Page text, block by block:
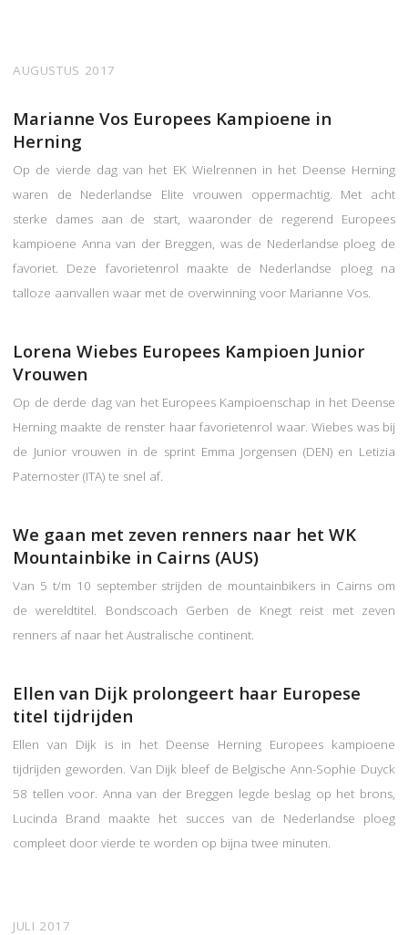
AUGUSTUS 2017
Marianne Vos Europees Kampioene in
Herning
Op de vierde dag van het EK Wielrennen in het Deense Herning
waren de Nederlandse Elite vrouwen oppermachtig. Met acht
sterke dames aan de start, waaronder de regerend Europees
kampioene Anna van der Breggen, was de Nederlandse ploeg de
favoriet. Deze favorietenrol maakte de Nederlandse ploeg na
talloze aanvallen waar met de overwinning voor Marianne Vos.
Lorena Wiebes Europees Kampioen Junior
Vrouwen
Op de derde dag van het Europees Kampioenschap in het Deense
Herning maakte de renster haar favorietenrol waar. Wiebes was bij
de Junior vrouwen in de sprint Emma Jorgensen (DEN) en Letizia
Paternoster (ITA) te snel af.
We gaan met zeven renners naar het WK
Mountainbike in Cairns (AUS)
Van 5 t/m 10 september strijden de mountainbikers in Cairns om
de wereldtitel. Bondscoach Gerben de Knegt reist met zeven
renners af naar het Australische continent.
Ellen van Dijk prolongeert haar Europese
titel tijdrijden
Ellen van Dijk is in het Deense Herning Europees kampioene
tijdrijden geworden. Van Dijk bleef de Belgische Ann-Sophie Duyck
58 tellen voor. Anna van der Breggen legde beslag op het brons,
Lucinda Brand maakte het succes van de Nederlandse ploeg
compleet door vierde te worden op bijna twee minuten.
JULI 2017